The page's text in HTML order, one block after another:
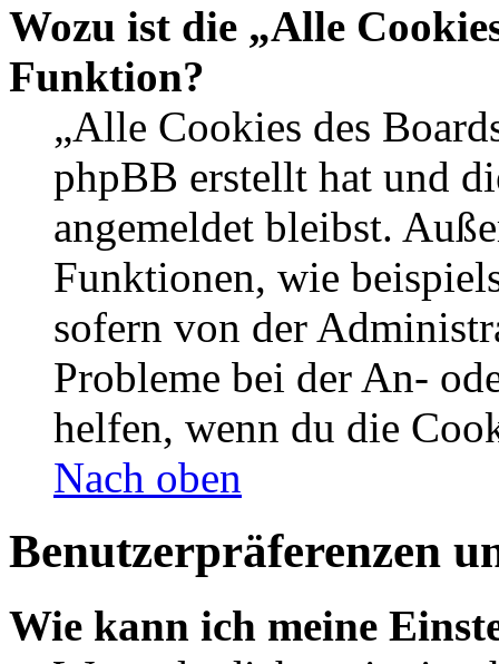
Wozu ist die „Alle
Funktion?
„Alle Cookies des
phpBB erstellt hat und
angemeldet bleibst.
Funktionen, wie
sofern von der
Probleme bei der An-
helfen, wenn du die
Nach oben
Benutzerpräferenzen
Wie kann ich meine